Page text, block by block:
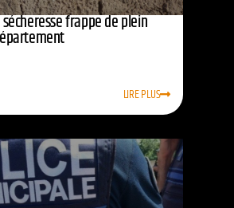
frappe de plein
LIRE PLUS